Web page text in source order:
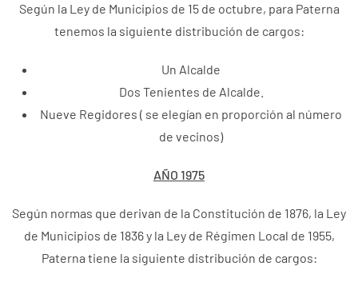
Según la Ley de Municipios de 15 de octubre, para Paterna
tenemos la siguiente distribución de cargos:
Un Alcalde
Dos Tenientes de Alcalde.
Nueve Regidores ( se elegían en proporción al número
de vecinos)
AÑO 1975
Según normas que derivan de la Constitución de 1876, la Ley
de Municipios de 1836 y la Ley de Régimen Local de 1955,
Paterna tiene la siguiente distribución de cargos: